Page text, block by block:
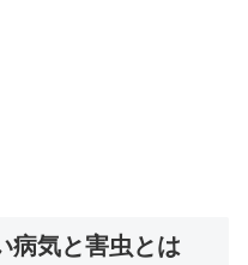
病気と害虫とは